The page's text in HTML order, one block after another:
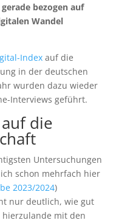
bezogen auf
Wandel
Indexauf die
in der deutschen
wurden dazu wieder
Interviews geführt.
die
Untersuchungen
schon mehrfach hier
2023/2024)
nur deutlich, wie gut
hierzulande mit den